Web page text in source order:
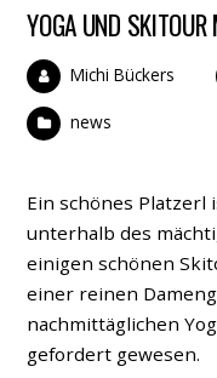
YOGA UND
Michi Bückers
news
Ein schönes
unterhalb des
einigen schönen
einer reinen
nachmittäglichen
gefordert gewesen.